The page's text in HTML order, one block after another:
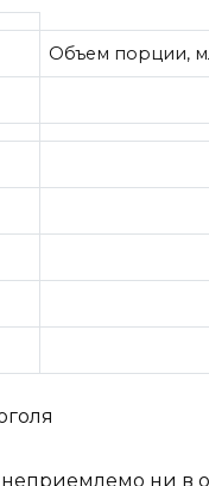
Объем порции,
ни в